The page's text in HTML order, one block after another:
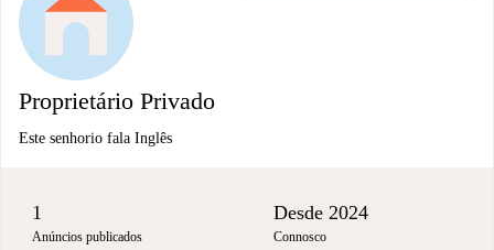
Proprietário Privado
Este senhorio fala Inglês
1
Anúncios publicados
Desde 2024
Connosco